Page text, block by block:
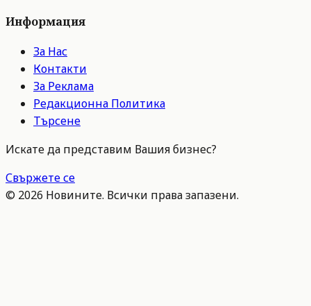
Информация
За Нас
Контакти
За Реклама
Редакционна Политика
Търсене
Искате да представим Вашия бизнес?
Свържете се
© 2026 Новините. Всички права запазени.